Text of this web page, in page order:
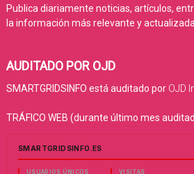
Publica diariamente noticias, artículos,
la información más relevante y
AUDITADO POR OJD
SMARTGRIDSINFO está auditado por OJD
TRÁFICO WEB (durante último mes